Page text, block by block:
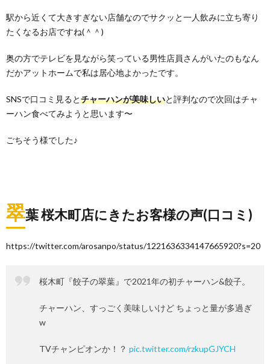
駅から近くて大きすぎない店舗なのでサクッと一人飲みに立ち寄り
たくなるお店ですね(＾＾)
奥の方でテレビを見ながら笑っている男性店員さんがいたのもなん
だかアットホームで私は居心地よかったです。
SNSで口コミ見るとチャーハンが美味しいと評判なので次回はチャ
ーハン食べてみようと思います〜
ごちそう様でした♪
翠葉 桜木町店にきたお客様の声(口コミ)
https://twitter.com/arosanpo/status/1221636334147665920?s=20
桜木町『餃子の翠葉』で2021年の初チャーハン&餃子。
チャーハン、すっごく美味しいけど ちょっと量が多過ぎ
w
TVチャンピオンか！？ pic.twitter.com/rzkupGJYCH